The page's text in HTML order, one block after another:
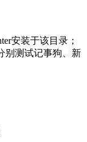
安装于该目录；
别测试记事狗、新